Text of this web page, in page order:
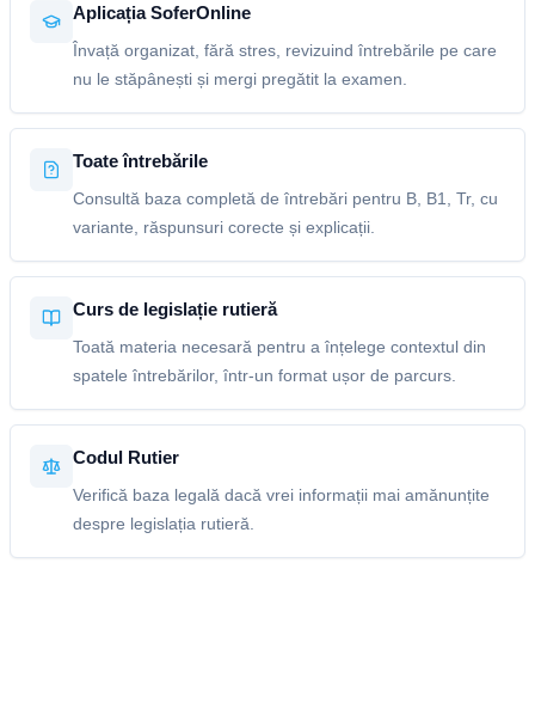
Aplicația SoferOnline
Învață organizat, fără stres, revizuind întrebările pe care
nu le stăpânești și mergi pregătit la examen.
Toate întrebările
Consultă baza completă de întrebări pentru B, B1, Tr, cu
variante, răspunsuri corecte și explicații.
Curs de legislație rutieră
Toată materia necesară pentru a înțelege contextul din
spatele întrebărilor, într-un format ușor de parcurs.
Codul Rutier
Verifică baza legală dacă vrei informații mai amănunțite
despre legislația rutieră.